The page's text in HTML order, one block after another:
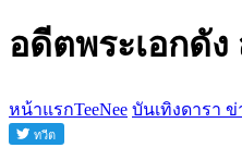
อดีตพระเอกดั
หน้าแรกTeeNee บันเทิงดารา ข่